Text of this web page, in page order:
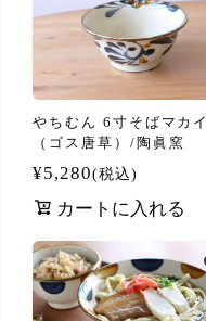
やちむん 6寸そばマカイ
（ゴス唐草）/陶眞窯
¥5,280 税込
カートに入れる